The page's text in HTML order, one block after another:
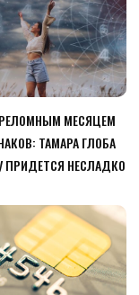
МЕСЯЦЕМ
ТАМАРА ГЛОБА
ПРИДЕТСЯ НЕСЛАДКО